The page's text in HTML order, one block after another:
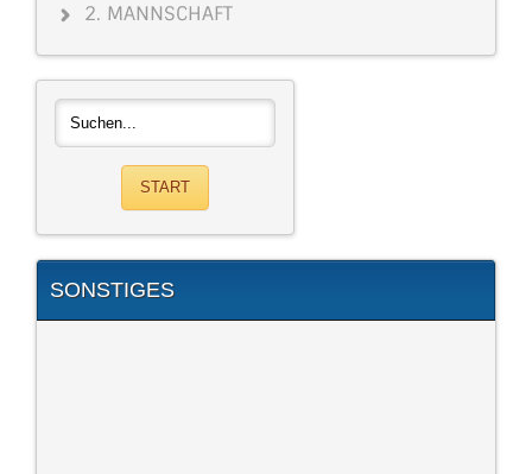
2. MANNSCHAFT
SONSTIGES